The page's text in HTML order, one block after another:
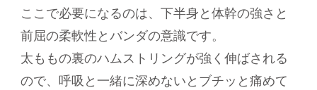
ここで必要になるのは、下半身と体幹の強さと
前屈の柔軟性とバンダの意識です。
太ももの裏のハムストリングが強く伸ばされる
ので、呼吸と一緒に深めないとブチッと痛めて